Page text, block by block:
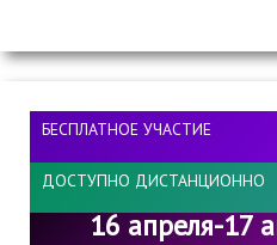
БЕСПЛАТНОЕ УЧАСТИЕ
ДОСТУПНО ДИСТАНЦИОННО
16 апреля-17